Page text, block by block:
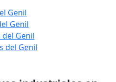
Genil
Genil
del Genil
del Genil